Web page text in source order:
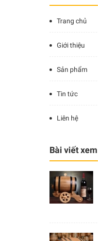
Trang chủ
Giới thiệu
Sản phẩm
Tin tức
Liên hệ
Bài viết